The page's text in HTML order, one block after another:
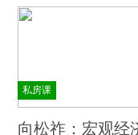
私房课
向松祚：宏观经